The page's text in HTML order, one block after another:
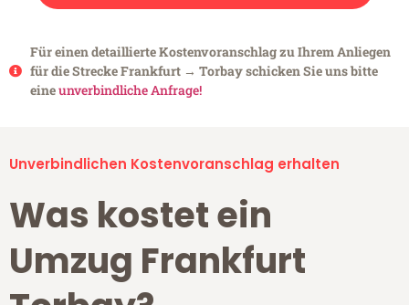
Für einen detaillierte Kostenvoranschlag zu Ihrem Anliegen
für die Strecke Frankfurt → Torbay schicken Sie uns bitte
eineunverbindliche Anfrage!
Unverbindlichen Kostenvoranschlag erhalten
Was kostet ein
Umzug Frankfurt